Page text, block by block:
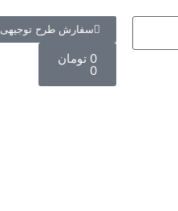
سفارش طرح توجیهی
0 تومان
0